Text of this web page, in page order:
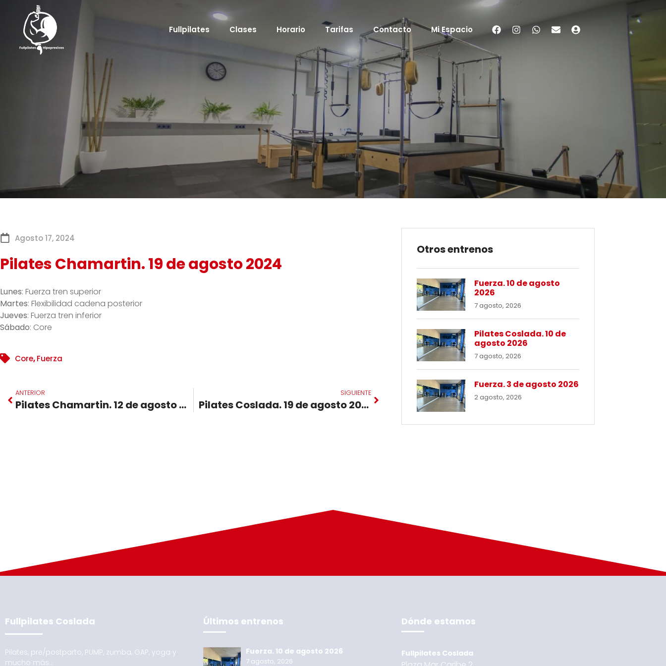
Fullpilates Clases Horario Tarifas Contacto Mi Espacio
Agosto 17, 2024
Pilates Chamartin. 19 de agosto 2024
Lunes: Fuerza tren superior
Martes: Flexibilidad cadena posterior
Jueves: Fuerza tren inferior
Sábado: Core
Core,Fuerza
ANTERIOR
Pilates Chamartin. 12 de agosto 2024
SIGUIENTE
Pilates Coslada. 19 de agosto 2024
Otros entrenos
Fuerza. 10 de agosto
2026
7 agosto, 2026
Pilates Coslada. 10 de
agosto 2026
7 agosto, 2026
Fuerza. 3 de agosto 2026
2 agosto, 2026
Fullpilates Coslada
Pilates, pre/postparto, PUMP, zumba, GAP, yoga y
mucho más…
Últimos entrenos
Fuerza. 10 de agosto 2026
7 agosto, 2026
Dónde estamos
Fullpilates Coslada